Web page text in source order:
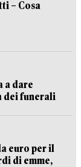
– Cosa
a dare
dei funerali
euro per il
di emme,